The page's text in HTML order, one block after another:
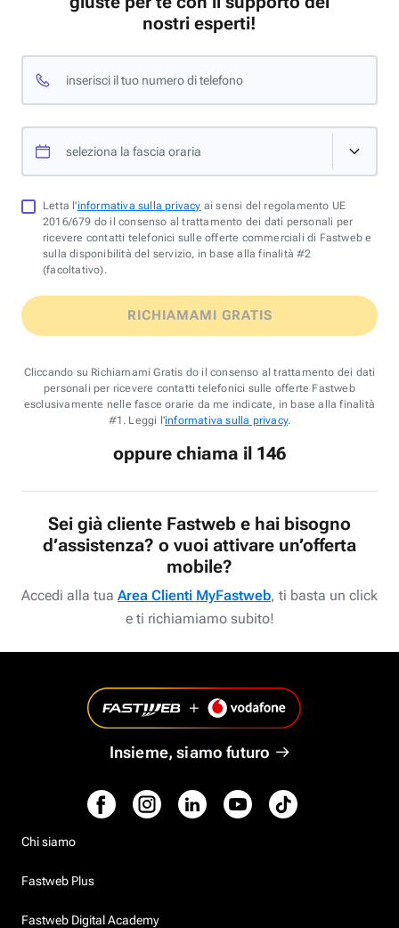
nostri esperti!
inserisci il tuo numero di telefono
seleziona la fascia oraria
Letta l'informativa sulla privacy ai sensi del regolamento UE
2016/679 do il consenso al trattamento dei dati personali per
ricevere contatti telefonici sulle offerte commerciali di Fastweb e
sulla disponibilità del servizio, in base alla finalità #2
(facoltativo).
RICHIAMAMI GRATIS
Cliccando su Richiamami Gratis do il consenso al trattamento dei dati
personali per ricevere contatti telefonici sulle offerte Fastweb
esclusivamente nelle fasce orarie da me indicate, in base alla finalità
#1. Leggi l'informativa sulla privacy.
oppure chiama il 146
Sei già cliente Fastweb e hai bisogno
d’assistenza? o vuoi attivare un’offerta
mobile?
Accedi alla tua Area Clienti MyFastweb, ti basta un click
e ti richiamiamo subito!
Insieme, siamo futuro
Chi siamo
Fastweb Plus
Fastweb Digital Academy